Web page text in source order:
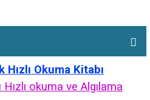
Hızlı Okuma Kitabı
okuma ve Algılama